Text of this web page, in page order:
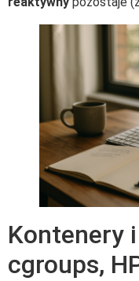
Kontenery
cgroups,